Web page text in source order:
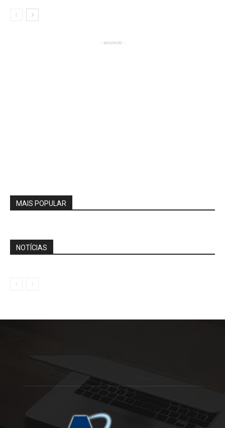
- anuncio -
MAIS POPULAR
NOTÍCIAS